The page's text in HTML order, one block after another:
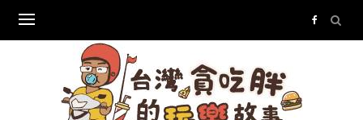
content